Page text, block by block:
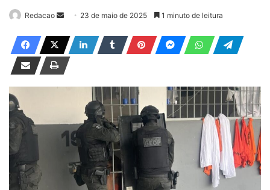
Redacao
n
d
e
u
-
m
23 de maio de 2025 1 minuto de leitura